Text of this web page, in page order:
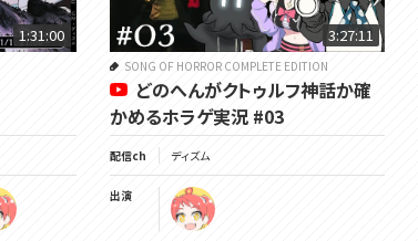
1:31:00 3:27:11
SONG OF HORROR COMPLETE EDITION
どのへんがクトゥルフ神話か確
かめるホラゲ実況 #03
配信ch ディズム
出演